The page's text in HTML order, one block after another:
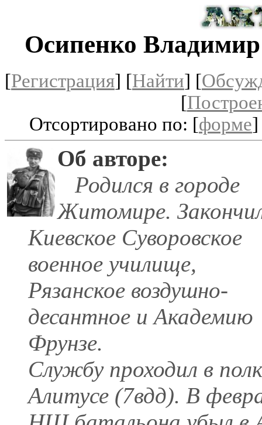
Осипенко
[Регистрация] [Найти] [
[
Отсортировано по: [форме
Об авторе:
Родился в городе
Житомире.
Киевское Суворовское
военное училище,
Рязанское воздушно-
десантное и Академию
Фрунзе.
Службу проходил в
Алитусе (7вдд). В